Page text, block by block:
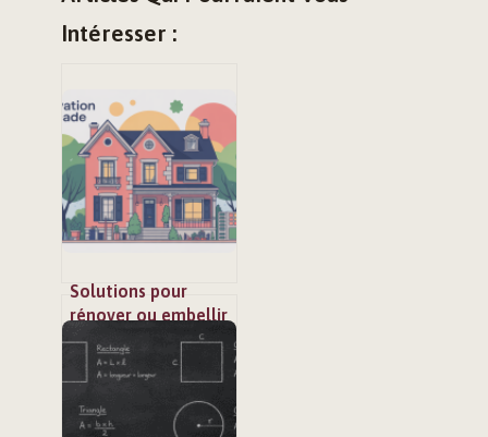
Intéresser :
Solutions pour
rénover ou embellir
une façade sans
faux pas